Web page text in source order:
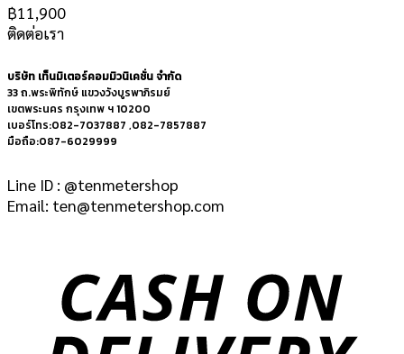
฿11,900
ติดต่อเรา
บริษัท เท็นมิเตอร์คอมมิวนิเคชั่น จำกัด
33 ถ.พระพิทักษ์ แขวงวังบูรพาภิรมย์
เขตพระนคร กรุงเทพ ฯ 10200
เบอร์โทร:082-7037887 ,082-7857887
มือถือ:087-6029999
Line ID : @tenmetershop
Email: ten@tenmetershop.com